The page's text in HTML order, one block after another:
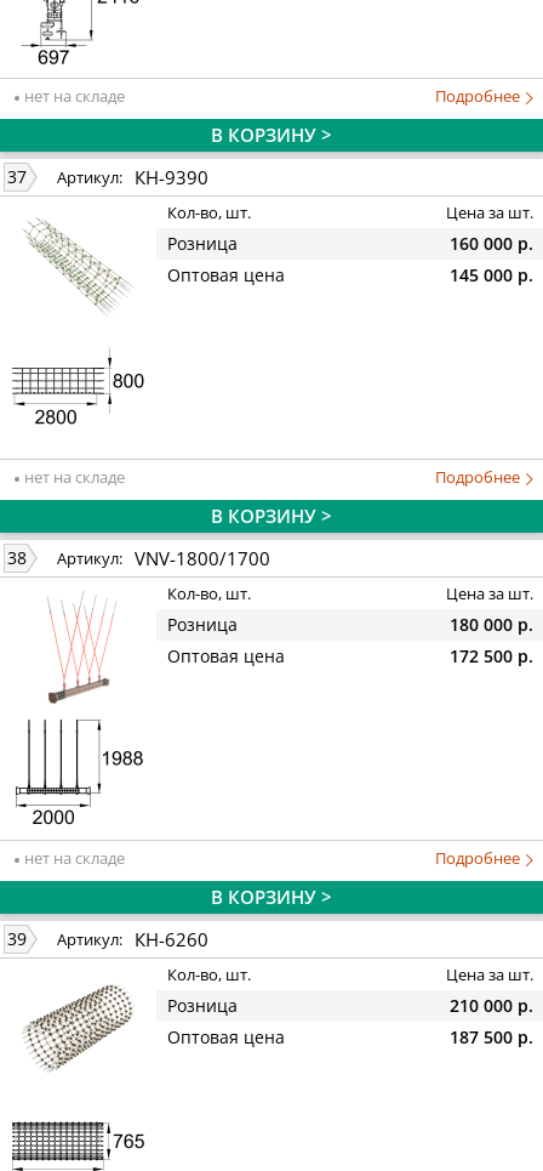
нет на складе Подробнее
В КОРЗИНУ >
37 Артикул: КН-9390
Кол-во, шт. Цена за шт.
Розница
160 000 р.
Оптовая цена
145 000 р.
нет на складе Подробнее
В КОРЗИНУ >
38 Артикул: VNV-1800/1700
Кол-во, шт. Цена за шт.
Розница
180 000 р.
Оптовая цена
172 500 р.
нет на складе Подробнее
В КОРЗИНУ >
39 Артикул: КН-6260
Кол-во, шт. Цена за шт.
Розница
210 000 р.
Оптовая цена
187 500 р.